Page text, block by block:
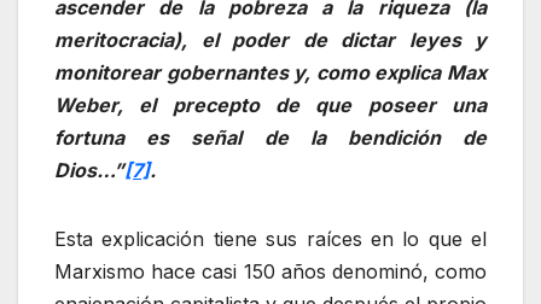
ascender de la pobreza a la riqueza (la
meritocracia), el poder de dictar leyes y
monitorear gobernantes y, como explica Max
Weber, el precepto de que poseer una
fortuna es señal de la bendición de
Dios…”[7].
Esta explicación tiene sus raíces en lo que el
Marxismo hace casi 150 años denominó, como